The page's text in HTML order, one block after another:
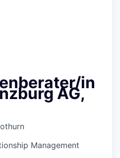
in
AG,
Management